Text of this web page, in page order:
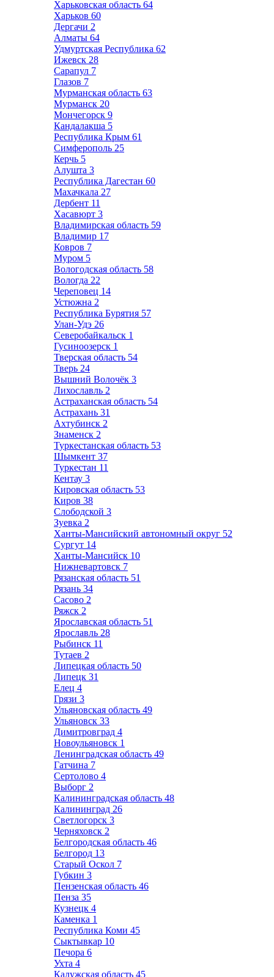
Харьковская область 64
Харьков 60
Дергачи 2
Алматы 64
Удмуртская Республика 62
Ижевск 28
Сарапул 7
Глазов 7
Мурманская область 63
Мурманск 20
Мончегорск 9
Кандалакша 5
Республика Крым 61
Симферополь 25
Керчь 5
Алушта 3
Республика Дагестан 60
Махачкала 27
Дербент 11
Хасавюрт 3
Владимирская область 59
Владимир 17
Ковров 7
Муром 5
Вологодская область 58
Вологда 22
Череповец 14
Устюжна 2
Республика Бурятия 57
Улан-Удэ 26
Северобайкальск 1
Гусиноозерск 1
Тверская область 54
Тверь 24
Вышний Волочёк 3
Лихославль 2
Астраханская область 54
Астрахань 31
Ахтубинск 2
Знаменск 2
Туркестанская область 53
Шымкент 37
Туркестан 11
Кентау 3
Кировская область 53
Киров 38
Слободской 3
Зуевка 2
Ханты-Мансийский автономный округ 52
Сургут 14
Ханты-Мансийск 10
Нижневартовск 7
Рязанская область 51
Рязань 34
Сасово 2
Ряжск 2
Ярославская область 51
Ярославль 28
Рыбинск 11
Тутаев 2
Липецкая область 50
Липецк 31
Елец 4
Грязи 3
Ульяновская область 49
Ульяновск 33
Димитровград 4
Новоульяновск 1
Ленинградская область 49
Гатчина 7
Сертолово 4
Выборг 2
Калининградская область 48
Калининград 26
Светлогорск 3
Черняховск 2
Белгородская область 46
Белгород 13
Старый Оскол 7
Губкин 3
Пензенская область 46
Пенза 35
Кузнецк 4
Каменка 1
Республика Коми 45
Сыктывкар 10
Печора 6
Ухта 4
Калужская область 45